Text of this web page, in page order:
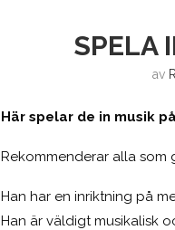
SPELA
av
Här spelar de in musik
Rekommenderar alla som
Han har en inriktning på
Han är väldigt musikalisk